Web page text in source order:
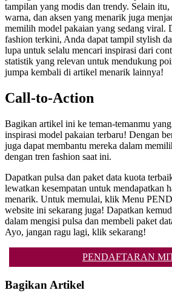
tampilan yang modis dan trendy. Selain
warna, dan aksen yang menarik juga
memilih model pakaian yang sedang viral.
fashion terkini, Anda dapat tampil stylish
lupa untuk selalu mencari inspirasi dari
statistik yang relevan untuk mendukung
jumpa kembali di artikel menarik lainnya!
Call-to-Action
Bagikan artikel ini ke teman-temanmu
inspirasi model pakaian terbaru! Dengan
juga dapat membantu mereka dalam
dengan tren fashion saat ini.
Dapatkan pulsa dan paket data kuota
lewatkan kesempatan untuk mendapatkan
menarik. Untuk memulai, klik Menu
website ini sekarang juga! Dapatkan
dalam mengisi pulsa dan membeli paket
Ayo, jangan ragu lagi, klik sekarang!
PENDAFTARAN
Bagikan Artikel